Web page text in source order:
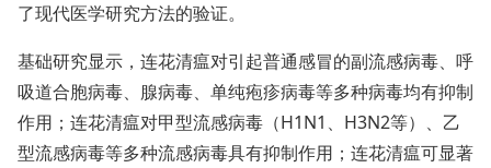
了现代医学研究方法的验证。
基础研究显示，连花清瘟对引起普通感冒的副流感病毒、呼
吸道合胞病毒、腺病毒、单纯疱疹病毒等多种病毒均有抑制
作用；连花清瘟对甲型流感病毒（H1N1、H3N2等）、乙
型流感病毒等多种流感病毒具有抑制作用；连花清瘟可显著